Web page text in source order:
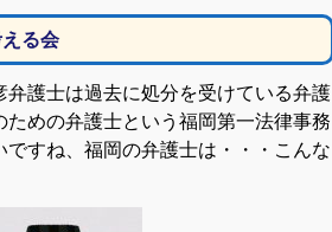
る会
護士は過去に処分を受けている弁護
めの弁護士という福岡第一法律事務
すね、福岡の弁護士は・・・こんな